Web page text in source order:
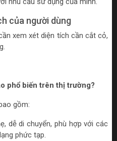
của người dùng
xem xét diện tích cần cắt cỏ,
phổ biến trên thị trường?
gồm:
dễ di chuyển, phù hợp với các
phức tạp.